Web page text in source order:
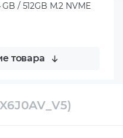
/ 512GB M.2 NVME
товара